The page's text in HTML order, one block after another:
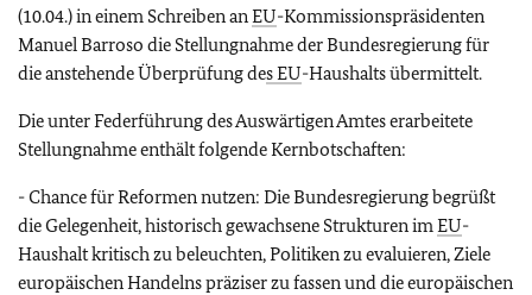
(10.04.) in einem Schreiben anEU-Kommissionspräsidenten
Manuel Barroso die Stellungnahme der Bundesregierung für
die anstehende Überprüfung desEU-Haushalts übermittelt.
Die unter Federführung des Auswärtigen Amtes erarbeitete
Stellungnahme enthält folgende Kernbotschaften:
- Chance für Reformen nutzen: Die Bundesregierung begrüßt
die Gelegenheit, historisch gewachsene Strukturen imEU-
Haushalt kritisch zu beleuchten, Politiken zu evaluieren, Ziele
europäischen Handelns präziser zu fassen und die europäischen